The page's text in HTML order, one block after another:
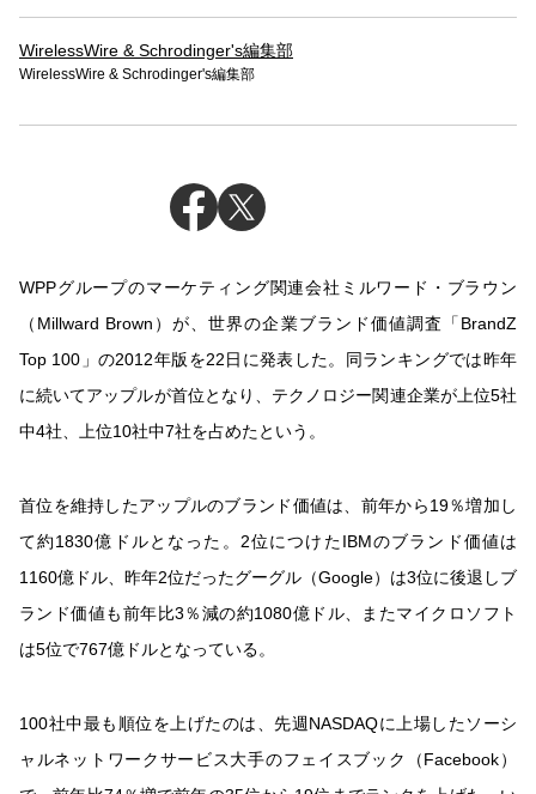
WirelessWire & Schrodinger's編集部
WirelessWire & Schrodinger's編集部
WPPグループのマーケティング関連会社ミルワード・ブラウン
（Millward Brown）が、世界の企業ブランド価値調査「BrandZ
Top 100」の2012年版を22日に発表した。同ランキングでは昨年
に続いてアップルが首位となり、テクノロジー関連企業が上位5社
中4社、上位10社中7社を占めたという。
首位を維持したアップルのブランド価値は、前年から19％増加し
て約1830億ドルとなった。2位につけたIBMのブランド価値は
1160億ドル、昨年2位だったグーグル（Google）は3位に後退しブ
ランド価値も前年比3％減の約1080億ドル、またマイクロソフト
は5位で767億ドルとなっている。
100社中最も順位を上げたのは、先週NASDAQに上場したソーシ
ャルネットワークサービス大手のフェイスブック（Facebook）